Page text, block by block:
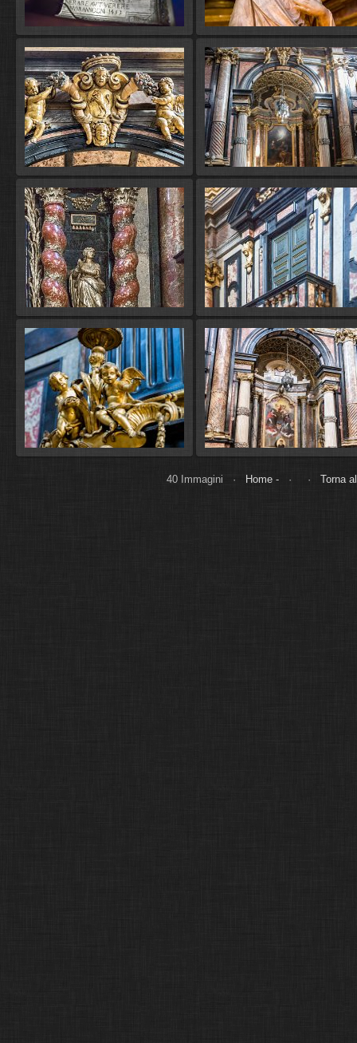
40 Immagini · Home - · · Torna